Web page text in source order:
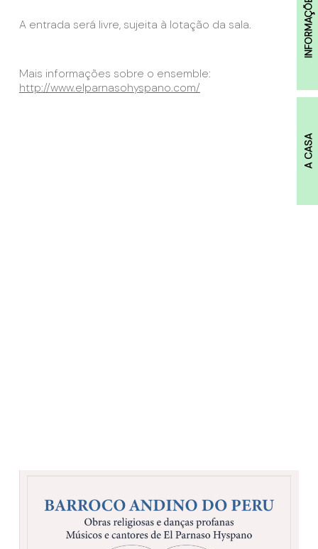
INFORMAÇÕES
A CASA
A entrada será livre, sujeita à lotação da sala.
Mais informações sobre o ensemble:
http://www.elparnasohyspano.com/